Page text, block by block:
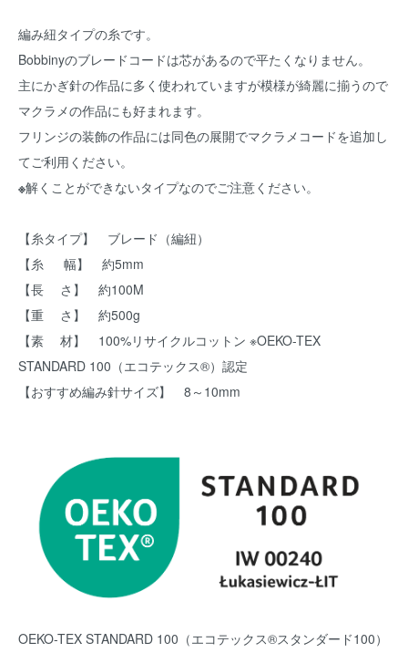
編み紐タイプの糸です。
Bobbinyのブレードコードは芯があるので平たくなりません。
主にかぎ針の作品に多く使われていますが模様が綺麗に揃うので
マクラメの作品にも好まれます。
フリンジの装飾の作品には同色の展開でマクラメコードを追加し
てご利用ください。
※解くことができないタイプなのでご注意ください。
【糸タイプ】 ブレード（編紐）
【糸 幅】 約5mm
【長 さ】 約100M
【重 さ】 約500g
【素 材】 100%リサイクルコットン ※OEKO-TEX
STANDARD 100（エコテックス®）認定
【おすすめ編み針サイズ】 8～10mm
OEKO-TEX STANDARD 100（エコテックス®スタンダード100）